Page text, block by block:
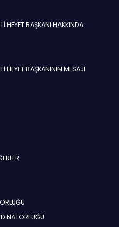
HEYET BAŞKANI HAKKINDA
HEYET BAŞKANININ MESAJI